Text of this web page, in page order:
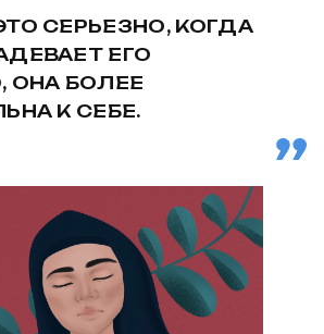
СЕРЬЕЗНО, КОГДА
ЕГО
ОНА БОЛЕЕ
К СЕБЕ.